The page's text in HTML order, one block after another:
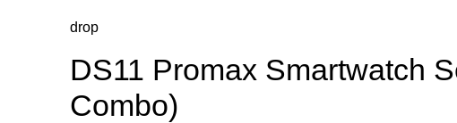
drop
DS11 Promax Smartwatch
Combo)